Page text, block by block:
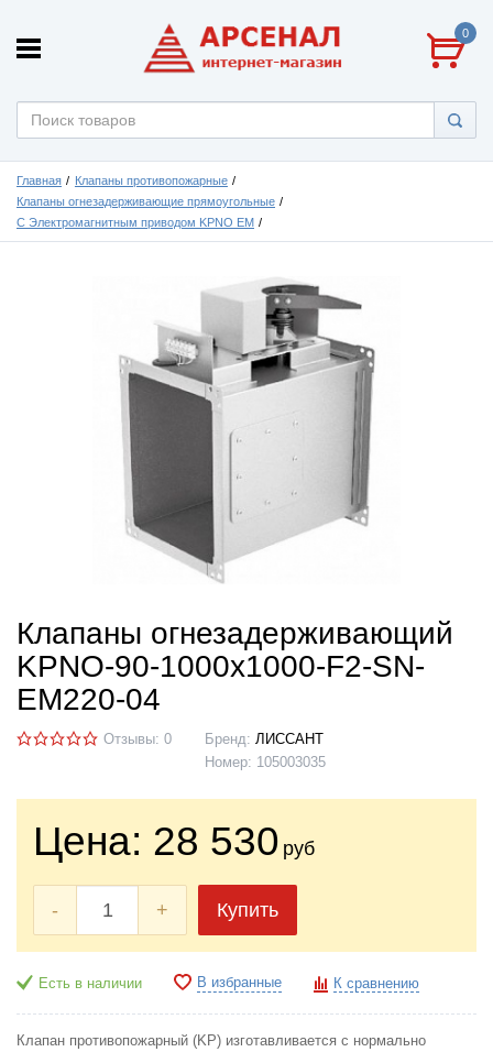
0
Главная
Клапаны противопожарные
Клапаны огнезадерживающие прямоугольные
С Электромагнитным приводом KPNO EM
Клапаны огнезадерживающий
KPNO-90-1000х1000-F2-SN-
EM220-04
Отзывы: 0 Бренд: ЛИССАНТ
Номер: 105003035
Цена: 28 530 руб
- + Купить
Есть в наличии В избранные К сравнению
Клапан противопожарный (KP) изготавливается с нормально